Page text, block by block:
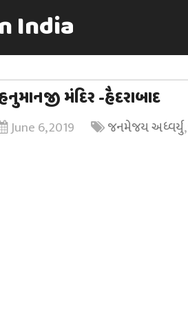
India
મંદિર -હૈદરાબાદ
June 6, 2019 જનમેજય અધ્વર્યુ,